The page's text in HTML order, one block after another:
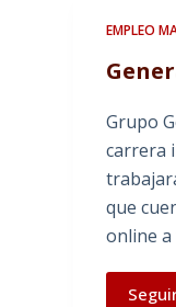
EMPLEO
Grupo
carrera
que
online